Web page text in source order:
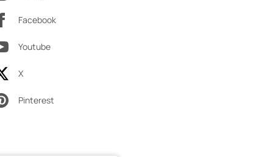
Facebook
Youtube
X
Pinterest